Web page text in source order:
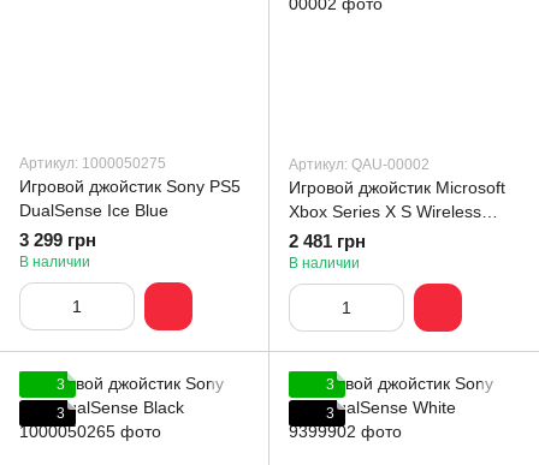
Артикул: 1000050275
Игровой джойстик Sony PS5
DualSense Ice Blue
3 299 грн
В наличии
Артикул: QAU-00002
Игровой джойстик Microsoft
Xbox Series X S Wireless
Controller with Bluetooth
(Shock Blue)
2 481 грн
В наличии
3
3
3
3